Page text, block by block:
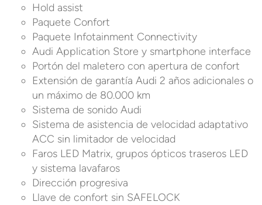
Hold assist
Paquete Confort
Paquete Infotainment Connectivity
Audi Application Store y smartphone interface
Portón del maletero con apertura de confort
Extensión de garantía Audi 2 años adicionales o
un máximo de 80.000 km
Sistema de sonido Audi
Sistema de asistencia de velocidad adaptativo
ACC sin limitador de velocidad
Faros LED Matrix, grupos ópticos traseros LED
y sistema lavafaros
Dirección progresiva
Llave de confort sin SAFELOCK